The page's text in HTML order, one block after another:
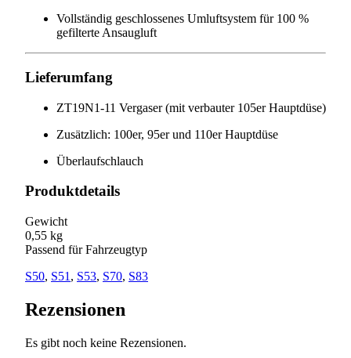
Vollständig geschlossenes Umluftsystem für 100 %
gefilterte Ansaugluft
Lieferumfang
ZT19N1-11 Vergaser (mit verbauter 105er Hauptdüse)
Zusätzlich: 100er, 95er und 110er Hauptdüse
Überlaufschlauch
Produktdetails
Gewicht
0,55 kg
Passend für Fahrzeugtyp
S50, S51 , S53, S70, S83
Rezensionen
Es gibt noch keine Rezensionen.